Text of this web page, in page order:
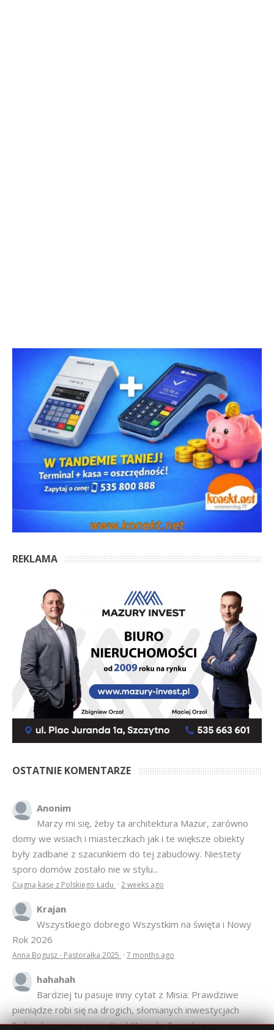
REKLAMA
OSTATNIE KOMENTARZE
Anonim
Marzy mi się, żeby ta architektura Mazur, zarówno
domy we wsiach i miasteczkach jak i te większe obiekty
były zadbane z szacunkiem do tej zabudowy. Niestety
sporo domów zostało nie w stylu...
Ciągną kasę z Polskiego Ładu · 2 weeks ago
Krajan
Wszystkiego dobrego Wszystkim na święta i Nowy
Rok 2026
Anna Bogusz - Pastorałka 2025 · 7 months ago
hahahah
Bardziej tu pasuje inny cytat z Misia: Prawdziwe
pieniądze robi się na drogich, słomianych inwestycjach
Podpisali umowę na wieżę - Kurek Mazurski·7 months ago